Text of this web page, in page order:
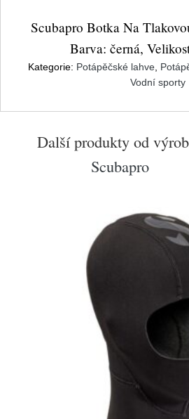
Scubapro Botka Na
Barva: černá,
Kategorie: Potápěčské lahve
Vodní sporty
Další produkty od
Scubapro